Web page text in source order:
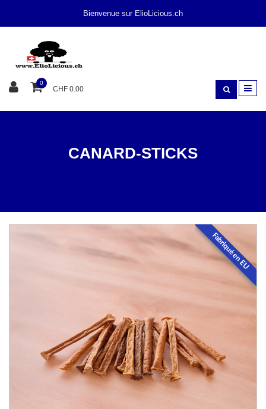
Bienvenue sur ElioLicious.ch
0
CHF 0.00
CANARD-STICKS
Fabriqué en EU